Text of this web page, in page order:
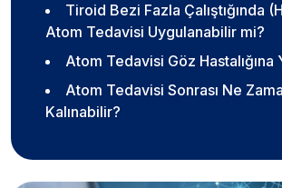
Tiroid Bezi Fazla Çalıştığında
Atom Tedavisi Uygulanabilir mi?
Atom Tedavisi Göz Hastalığına
Atom Tedavisi Sonrası Ne
Kalınabilir?